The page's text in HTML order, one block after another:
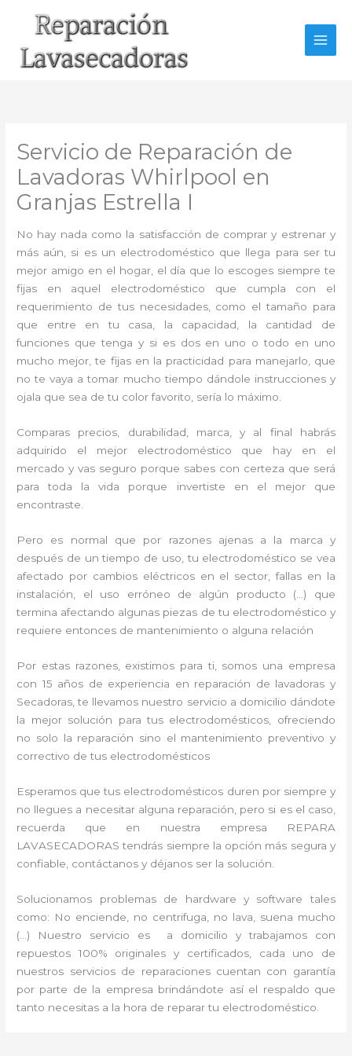
Servicio de Reparación de
Lavadoras Whirlpool en
Granjas Estrella I
No hay nada como la satisfacción de comprar y estrenar y
más aún, si es un electrodoméstico que llega para ser tu
mejor amigo en el hogar, el día que lo escoges siempre te
fijas en aquel electrodoméstico que cumpla con el
requerimiento de tus necesidades, como el tamaño para
que entre en tu casa, la capacidad, la cantidad de
funciones que tenga y si es dos en uno o todo en uno
mucho mejor, te fijas en la practicidad para manejarlo, que
no te vaya a tomar mucho tiempo dándole instrucciones y
ojala que sea de tu color favorito, sería lo máximo.
Comparas precios, durabilidad, marca, y al final habrás
adquirido el mejor electrodoméstico que hay en el
mercado y vas seguro porque sabes con certeza que será
para toda la vida porque invertiste en el mejor que
encontraste.
Pero es normal que por razones ajenas a la marca y
después de un tiempo de uso, tu electrodoméstico se vea
afectado por cambios eléctricos en el sector, fallas en la
instalación, el uso erróneo de algún producto (…) que
termina afectando algunas piezas de tu electrodoméstico y
requiere entonces de mantenimiento o alguna relación
Por estas razones, existimos para ti, somos una empresa
con 15 años de experiencia en reparación de lavadoras y
Secadoras, te llevamos nuestro servicio a domicilio dándote
la mejor solución para tus electrodomésticos, ofreciendo
no solo la reparación sino el mantenimiento preventivo y
correctivo de tus electrodomésticos
Esperamos que tus electrodomésticos duren por siempre y
no llegues a necesitar alguna reparación, pero si es el caso,
recuerda que en nuestra empresa REPARA
LAVASECADORAS tendrás siempre la opción más segura y
confiable, contáctanos y déjanos ser la solución.
Solucionamos problemas de hardware y software tales
como: No enciende, no centrifuga, no lava, suena mucho
(…) Nuestro servicio es a domicilio y trabajamos con
repuestos 100% originales y certificados, cada uno de
nuestros servicios de reparaciones cuentan con garantía
por parte de la empresa brindándote así el respaldo que
tanto necesitas a la hora de reparar tu electrodoméstico.